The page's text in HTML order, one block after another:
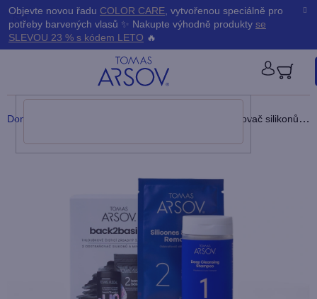
Přejít
na
obsah
Objevte novou řadu COLOR CARE, vytvořenou speciálně pro
potřeby barvených vlasů ✨ Nakupte výhodně produkty se
SLEVOU 23 % s kódem LETO 🔥
Domů BACK2BASICS Šampón + Odstraňovač silikonů a minerálu
K
o
k
Zpět
Zpět